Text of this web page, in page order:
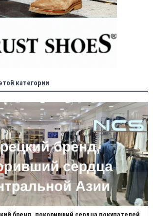
категории
бренд, покоривший сердца покупателей